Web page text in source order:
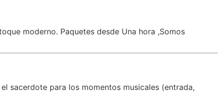
moderno. Paquetes desde Una hora ,Somos
sacerdote para los momentos musicales (entrada,